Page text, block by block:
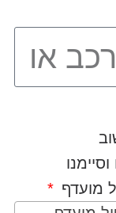
מועדף